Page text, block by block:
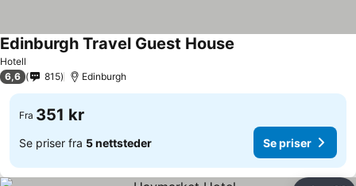
Hotell
Edinburgh Travel Guest House
6,6 815 Edinburgh
Fra 351 kr
Se priser fra 5 nettsteder Se priser